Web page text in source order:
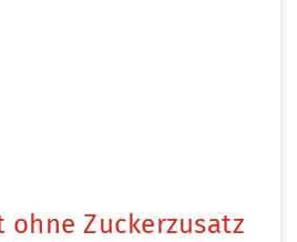
ohne Zuckerzusatz